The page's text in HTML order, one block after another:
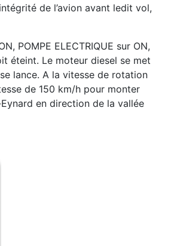
de l’avion avant ledit vol,
POMPE ELECTRIQUE sur ON,
éteint. Le moteur diesel se met
lance. A la vitesse de rotation
de 150 km/h pour monter
en direction de la vallée